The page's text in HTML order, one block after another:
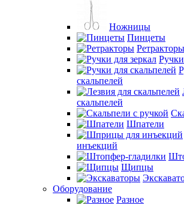
Ножницы
Пинцеты
Ретракторы
скальпелей
скальпелей
Шпатели
инъекций
Щипцы
Оборудование
Разное